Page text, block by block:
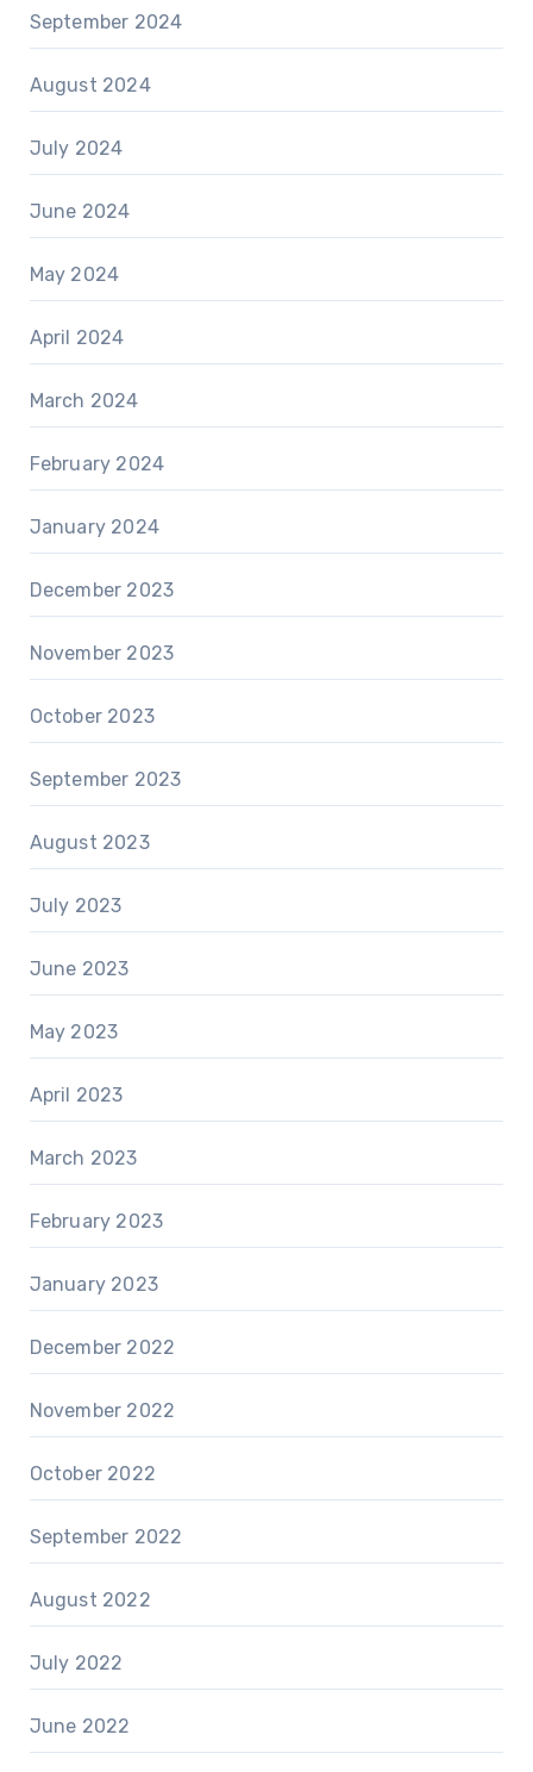
September 2024
August 2024
July 2024
June 2024
May 2024
April 2024
March 2024
February 2024
January 2024
December 2023
November 2023
October 2023
September 2023
August 2023
July 2023
June 2023
May 2023
April 2023
March 2023
February 2023
January 2023
December 2022
November 2022
October 2022
September 2022
August 2022
July 2022
June 2022